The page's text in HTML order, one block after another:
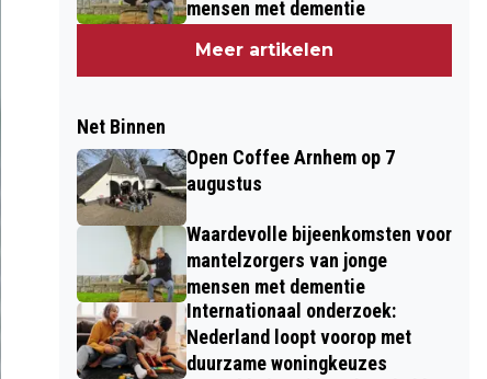
mensen met dementie
Meer artikelen
Net Binnen
Open Coffee Arnhem op 7
augustus
Waardevolle bijeenkomsten voor
mantelzorgers van jonge
mensen met dementie
Internationaal onderzoek:
Nederland loopt voorop met
duurzame woningkeuzes